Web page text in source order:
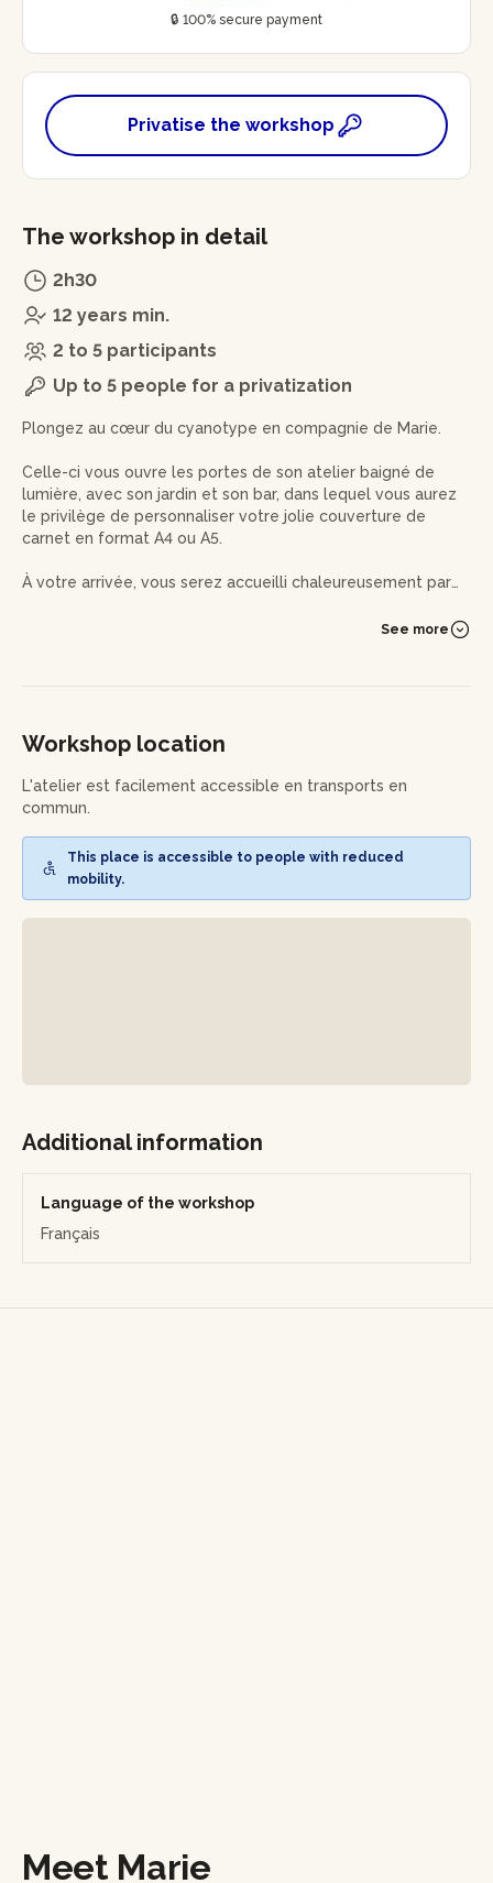
🔒 100% secure payment
Privatise the workshop
The workshop in detail
2h30
12 years min.
2 to 5 participants
Up to 5 people for a privatization
Plongez au cœur du cyanotype en compagnie de Marie.
Celle-ci vous ouvre les portes de son atelier baigné de
lumière, avec son jardin et son bar, dans lequel vous aurez
le privilège de personnaliser votre jolie couverture de
carnet en format A4 ou A5.
À votre arrivée, vous serez accueilli chaleureusement par
avoir préparé votre support, vous composerez votre
disposition - ou aux éléments personnels que vous aurez
choisis d’apporter.
Selon la météo, votre composition sera exposée au soleil
Pendant le temps de séchage, vous réaliserez un petit
négatif à transformer en marque-page, que vous révélerez
See more
Workshop location
L'atelier est facilement accessible en transports en
commun.
This place is accessible to people with reduced
mobility.
Additional information
Language of the workshop
Français
Meet Marie